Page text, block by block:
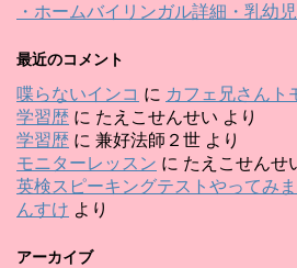
・ホームバイリンガル詳細・乳幼
最近のコメント
喋らないインコ に カフェ兄さんト
学習歴 に たえこせんせい より
学習歴 に 兼好法師２世 より
モニターレッスン に たえこせんせ
英検スピーキングテストやってみま
んすけ より
アーカイブ